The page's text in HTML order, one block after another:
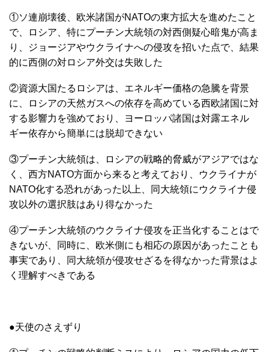
①ソ連崩壊後、欧米諸国がNATOの東方拡大を進めたこと
で、ロシア、特にプーチン大統領の対西側疑心暗鬼が高ま
り、ジョージアやウクライナへの侵攻を招いた点で、結果
的に西側の対ロシア外交は失敗した
②資源大国たるロシアは、エネルギー価格の急騰を背景
に、ロシアの天然ガスへの依存を高めている西欧諸国に対
する影響力を強めており、ヨーロッパ諸国は対露エネル
ギー依存から簡単には脱却できない
③プーチン大統領は、ロシアの戦略的脅威がアジアではな
く、西方NATO方面から来ると考えており、ウクライナが
NATO化する恐れがあった以上、同大統領にウクライナ侵
攻以外の選択肢はあり得なかった
④プーチン大統領のウクライナ侵攻を正当化することはで
きないが、同時に、欧米側にも相応の原因があったことも
事実であり、同大統領が侵攻せざるを得なかった背景はよ
く理解すべきである
●天使のさえずり